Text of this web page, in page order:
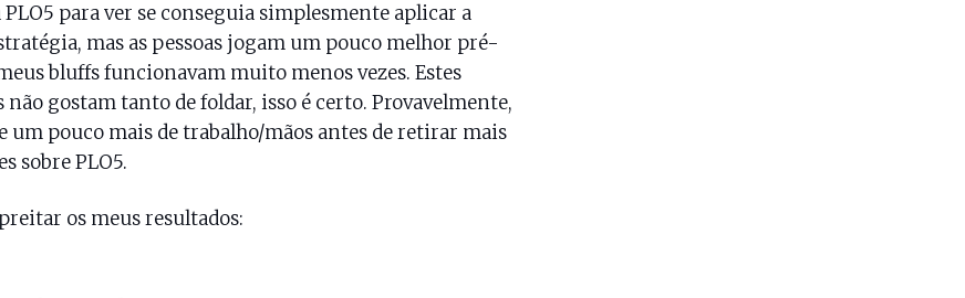
PLO5 para ver se conseguia simplesmente aplicar a
mas as pessoas jogam um pouco melhor pré-
bluffs funcionavam muito menos vezes. Estes
não gostam tanto de foldar, isso é certo. Provavelmente,
um pouco mais de trabalho/mãos antes de retirar mais
sobre PLO5.
os meus resultados: